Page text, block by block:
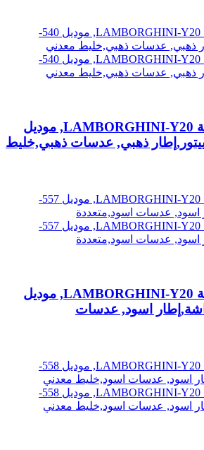
نظارة شمسية,ماركة LAMBORGHINI-Y20, موديل
ذهبي, عدسات ذهبي,خليط
نظارة شمسية,ماركة LAMBORGHINI-Y20, موديل
اسود, عدسات